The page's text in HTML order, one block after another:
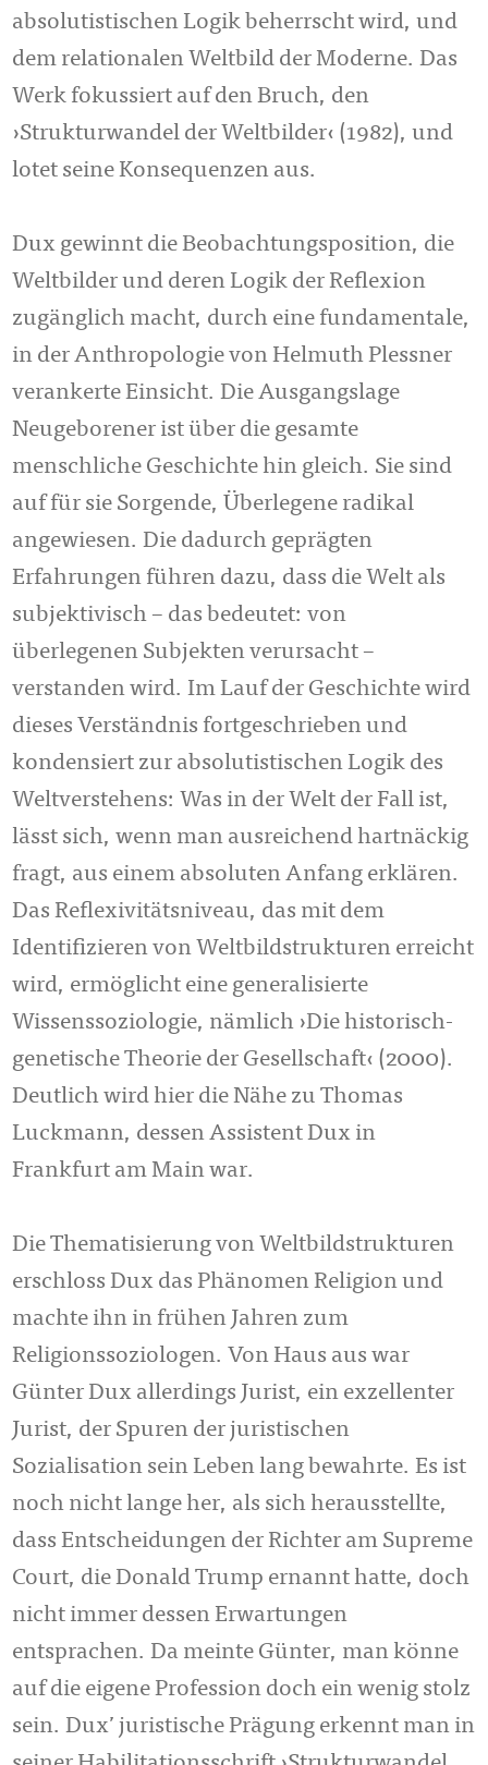
absolutistischen Logik beherrscht wird, und
dem relationalen Weltbild der Moderne. Das
Werk fokussiert auf den Bruch, den
›Strukturwandel der Weltbilder‹ (1982), und
lotet seine Konsequenzen aus.
Dux gewinnt die Beobachtungsposition, die
Weltbilder und deren Logik der Reflexion
zugänglich macht, durch eine fundamentale,
in der Anthropologie von Helmuth Plessner
verankerte Einsicht. Die Ausgangslage
Neugeborener ist über die gesamte
menschliche Geschichte hin gleich. Sie sind
auf für sie Sorgende, Überlegene radikal
angewiesen. Die dadurch geprägten
Erfahrungen führen dazu, dass die Welt als
subjektivisch – das bedeutet: von
überlegenen Subjekten verursacht –
verstanden wird. Im Lauf der Geschichte wird
dieses Verständnis fortgeschrieben und
kondensiert zur absolutistischen Logik des
Weltverstehens: Was in der Welt der Fall ist,
lässt sich, wenn man ausreichend hartnäckig
fragt, aus einem absoluten Anfang erklären.
Das Reflexivitätsniveau, das mit dem
Identifizieren von Weltbildstrukturen erreicht
wird, ermöglicht eine generalisierte
Wissenssoziologie, nämlich ›Die historisch-
genetische Theorie der Gesellschaft‹ (2000).
Deutlich wird hier die Nähe zu Thomas
Luckmann, dessen Assistent Dux in
Frankfurt am Main war.
Die Thematisierung von Weltbildstrukturen
erschloss Dux das Phänomen Religion und
machte ihn in frühen Jahren zum
Religionssoziologen. Von Haus aus war
Günter Dux allerdings Jurist, ein exzellenter
Jurist, der Spuren der juristischen
Sozialisation sein Leben lang bewahrte. Es ist
noch nicht lange her, als sich herausstellte,
dass Entscheidungen der Richter am Supreme
Court, die Donald Trump ernannt hatte, doch
nicht immer dessen Erwartungen
entsprachen. Da meinte Günter, man könne
auf die eigene Profession doch ein wenig stolz
sein. Dux’ juristische Prägung erkennt man in